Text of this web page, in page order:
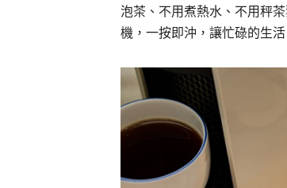
泡茶、不用煮熱水、不用秤
機，一按即沖，讓忙碌的生